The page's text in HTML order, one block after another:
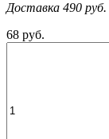
Доставка 490 руб.
68 руб.